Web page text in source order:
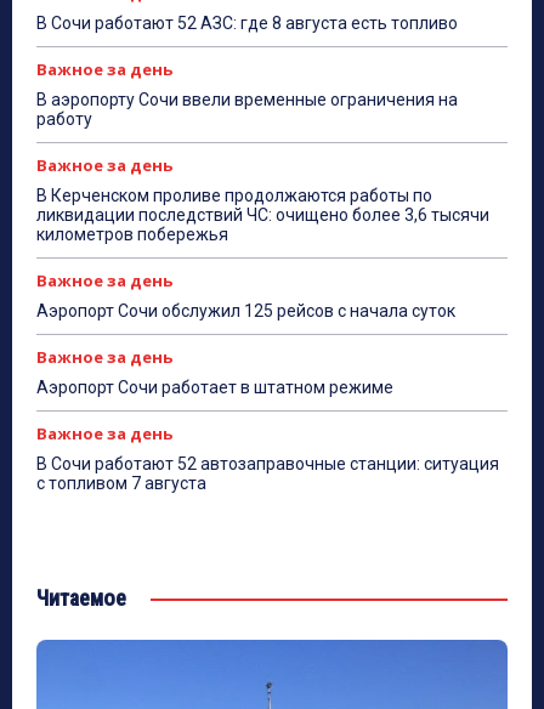
В Сочи работают 52 АЗС: где 8 августа есть топливо
Важное за день
В аэропорту Сочи ввели временные ограничения на
работу
Важное за день
В Керченском проливе продолжаются работы по
ликвидации последствий ЧС: очищено более 3,6 тысячи
километров побережья
Важное за день
Аэропорт Сочи обслужил 125 рейсов с начала суток
Важное за день
Аэропорт Сочи работает в штатном режиме
Важное за день
В Сочи работают 52 автозаправочные станции: ситуация
с топливом 7 августа
Читаемое